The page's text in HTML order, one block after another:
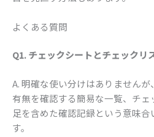
よくある質問
Q1. チェックシートとチェックリ
A. 明確な使い分けはありません
有無を確認する簡易な一覧、チ
足を含めた確認記録という意味
す。